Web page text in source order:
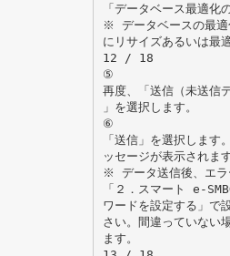
「データベース最適化
※ データベースの最適
にリサイズあるいは最
12 / 18
⑤
再度、「送信（未送信デ
」を選択します。
⑥
「送信」を選択しま
ッセージが表示されます
※ データ送信後、エラ
「２．スマート e-
ワードを設定する」で
さい。間違っていない
ます。